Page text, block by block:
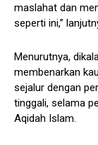
maslahat dan
seperti ini,”
Menurutnya,
membenarkan
sejalur dengan
tinggali, selama
Aqidah Islam.